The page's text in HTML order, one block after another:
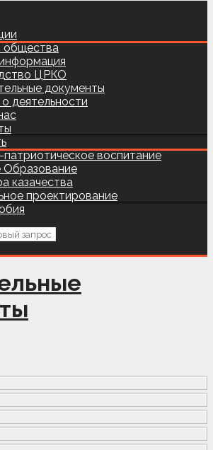
общества
ЦРКО
документы
деятельности
воспитание
Образование
казачества
проектирование